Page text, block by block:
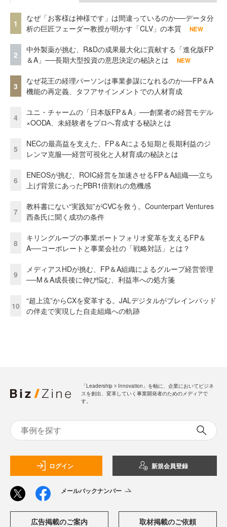
1
なぜ「お客様は神様です」は間違っているのか──データ分
析の巨匠フェーダー教授が明かす「CLV」の本質
NEW
2
中外製薬が挑む、R&Dの成果最大化に貢献する「進化版FP
＆A」──長期大型投資の意思決定の秘訣とは
NEW
3
なぜ花王の経理パーソンは事業参謀になれるのか──FP＆A
機能の再定義、タフアサインメントでの人材育成
4
ユニ・チャームの「日本版FP＆A」──創業者の経営モデル
×OODA、未経験者をプロへ育成する秘訣とは
5
NECの最高益を支えた、FP＆Aによる短期と長期利益のジ
レンマ克服──経営可視化と人材育成の秘訣とは
6
ENEOSが挑む、ROIC経営を加速させるFP＆A組織──立ち
上げ背景にあったPBR1倍割れの危機感
7
教科書にない“実践知”がCVCを救う。Counterpart Ventures
西条氏に聞く成功の条件
8
キリングループの事業ポートフォリオ変革を支えるFP＆
A──コーポレートと事業会社の「戦略対話」とは？
9
メディアスHDが挑む、FP＆A組織によるグループ経営管理
──M＆A成長後に伸び悩む、利益率への処方箋
10
“超上流”からCXを変革する。JALデジタルがブレインパッド
の伴走で実現した自走組織への軌跡
「Leadership ☓ Innovation」を軸に、企業においてビジネ
スを創出、変革していく事業開発者のためのメディアで
す。
ログイン 新規会員登録
メールバックナンバー
広告掲載のご案内 取材掲載のご依頼